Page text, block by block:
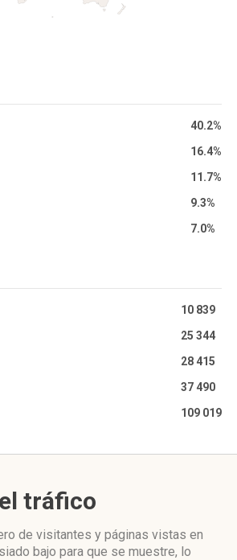
40.2%
16.4%
11.7%
9.3%
7.0%
10 839
25 344
28 415
37 490
109 019
tráfico
de visitantes y páginas vistas en
bajo para que se muestre, lo